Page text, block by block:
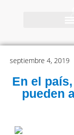
septiembre 4, 2019
En el
pueden